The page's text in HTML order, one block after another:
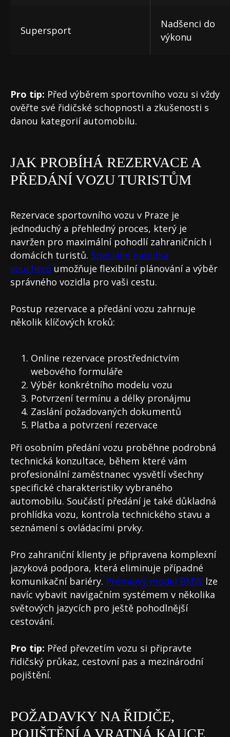
Supersport
Nadšenci do
výkonu
Pro tip: Před výběrem sportovního vozu si vždy
ověřte své řidičské schopnosti a zkušenosti s
danou kategorií automobilu.
JAK PROBÍHÁ REZERVACE A
PŘEDÁNÍ VOZU TURISTŮM
Rezervace sportovního vozu v Praze je
jednoduchý a přehledný proces, který je
navržen pro maximální pohodlí zahraničních i
domácích turistů. Speciální nabídka
voucherů umožňuje flexibilní plánování a výběr
správného vozidla pro vaši cestu.
Postup rezervace a předání vozu zahrnuje
několik klíčových kroků:
Online rezervace prostřednictvím
webového formuláře
Výběr konkrétního modelu vozu
Potvrzení termínu a délky pronájmu
Zaslání požadovaných dokumentů
Platba a potvrzení rezervace
Při osobním předání vozu proběhne podrobná
technická konzultace, během které vám
profesionální zaměstnanec vysvětlí všechny
specifické charakteristiky vybraného
automobilu. Součástí předání je také důkladná
prohlídka vozu, kontrola technického stavu a
seznámení s ovládacími prvky.
Pro zahraniční klienty je připravena komplexní
jazyková podpora, která eliminuje případné
komunikační bariéry. Prémiový model BMW lze
navíc vybavit navigačním systémem v několika
světových jazycích pro ještě pohodlnější
cestování.
Pro tip: Před převzetím vozu si připravte
řidičský průkaz, cestovní pas a mezinárodní
pojištění.
POŽADAVKY NA ŘIDIČE,
POJIŠTĚNÍ A VRATNÁ KAUCE